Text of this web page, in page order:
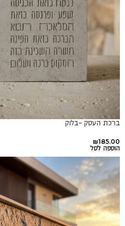
ברכת העסק -בלוק
₪185.00
הוספה לסל